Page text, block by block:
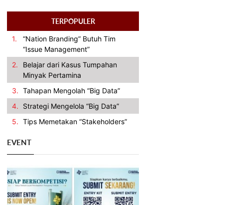
TERPOPULER
1.
“Nation Branding” Butuh Tim
“Issue Management”
2.
Belajar dari Kasus Tumpahan
Minyak Pertamina
3. Tahapan Mengolah “Big Data”
4.
Strategi Mengelola “Big Data”
5. Tips Memetakan “Stakeholders”
EVENT
Previous Next